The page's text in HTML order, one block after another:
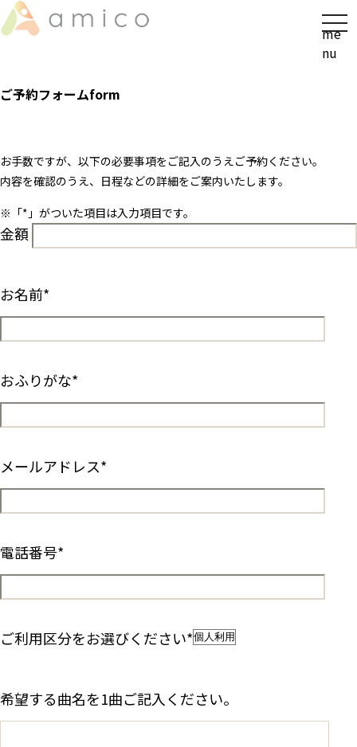
t
o
g
t
me
nu
ご予約フォームform
お手数ですが、以下の必要事項をご記入のうえご予約ください。
内容を確認のうえ、日程などの詳細をご案内いたします。
※「* 」がついた項目は入力項目です。
金額
お名前*
おふりがな*
メールアドレス*
電話番号*
ご利用区分をお選びください*
希望する曲名を1曲ご記入ください。